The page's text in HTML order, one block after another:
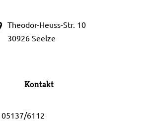
Theodor-Heuss-Str. 10
30926 Seelze
Kontakt
05137/6112